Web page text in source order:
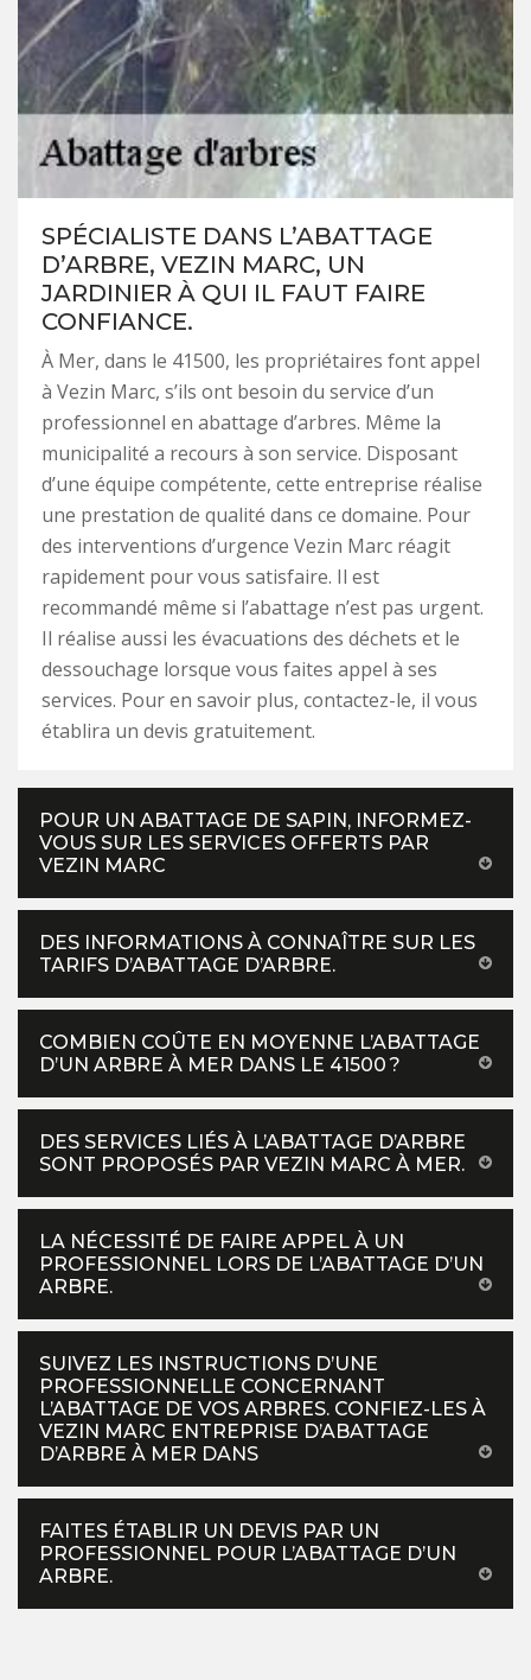
SPÉCIALISTE DANS L’ABATTAGE
D’ARBRE, VEZIN MARC, UN
JARDINIER À QUI IL FAUT FAIRE
CONFIANCE.
À Mer, dans le 41500, les propriétaires font appel
à Vezin Marc, s’ils ont besoin du service d’un
professionnel en abattage d’arbres. Même la
municipalité a recours à son service. Disposant
d’une équipe compétente, cette entreprise réalise
une prestation de qualité dans ce domaine. Pour
des interventions d’urgence Vezin Marc réagit
rapidement pour vous satisfaire. Il est
recommandé même si l’abattage n’est pas urgent.
Il réalise aussi les évacuations des déchets et le
dessouchage lorsque vous faites appel à ses
services. Pour en savoir plus, contactez-le, il vous
établira un devis gratuitement.
POUR UN ABATTAGE DE SAPIN, INFORMEZ-
VOUS SUR LES SERVICES OFFERTS PAR
VEZIN MARC
DES INFORMATIONS À CONNAÎTRE SUR LES
TARIFS D’ABATTAGE D’ARBRE.
COMBIEN COÛTE EN MOYENNE L’ABATTAGE
D’UN ARBRE À MER DANS LE 41500 ?
DES SERVICES LIÉS À L’ABATTAGE D’ARBRE
SONT PROPOSÉS PAR VEZIN MARC À MER.
LA NÉCESSITÉ DE FAIRE APPEL À UN
PROFESSIONNEL LORS DE L’ABATTAGE D’UN
ARBRE.
SUIVEZ LES INSTRUCTIONS D’UNE
PROFESSIONNELLE CONCERNANT
L’ABATTAGE DE VOS ARBRES. CONFIEZ-LES À
VEZIN MARC ENTREPRISE D’ABATTAGE
D’ARBRE À MER DANS
FAITES ÉTABLIR UN DEVIS PAR UN
PROFESSIONNEL POUR L’ABATTAGE D’UN
ARBRE.